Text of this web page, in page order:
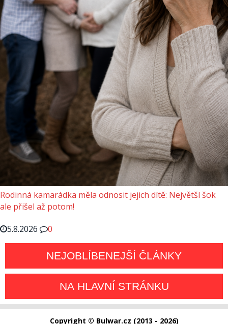
Rodinná kamarádka měla odnosit jejich dítě: Největší šok
ale přišel až potom!
5.8.2026
0
NEJOBLÍBENEJŠÍ ČLÁNKY
NA HLAVNÍ STRÁNKU
Copyright © Bulwar.cz (2013 - 2026)